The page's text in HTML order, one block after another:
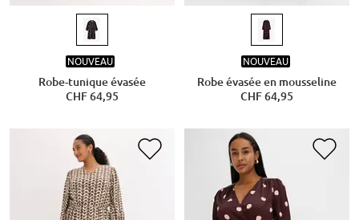
NOUVEAU
Robe-tunique évasée
CHF 64,95
NOUVEAU
Robe évasée en mousseline
CHF 64,95